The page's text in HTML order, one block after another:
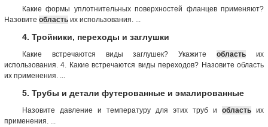
Какие формы уплотнительных поверхностей фланцев применяют?
Назовите область их использования. ...
4. Тройники, переходы и заглушки
Какие встречаются виды заглушек? Укажитеобласть их
использования. 4. Какие встречаются виды переходов? Назовите область
их применения. ...
5. Трубы и детали футерованные и эмалированные
Назовите давление и температуру для этих труб и область их
применения. ...